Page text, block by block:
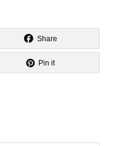
Share
Pin it